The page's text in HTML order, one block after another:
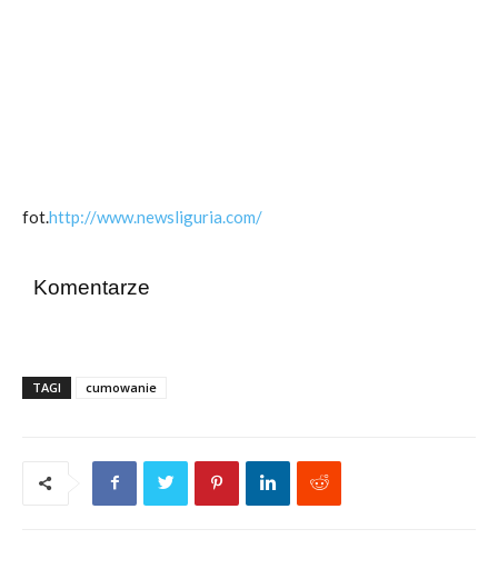
fot.http://www.newsliguria.com/
Komentarze
TAGI cumowanie